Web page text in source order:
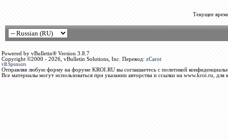
Текущее
Powered by vBulletin® Version 3.8.7
Copyright ©2000 - 2026, vBulletin Solutions, Inc. Перевод: zCarot
vB.Sponsors
Отправляя любую форму на форуме KROI.RU вы соглашаетесь с политикой
Все материалы могут использоваться при указании авторства и ссылки на www.kroi.ru, для